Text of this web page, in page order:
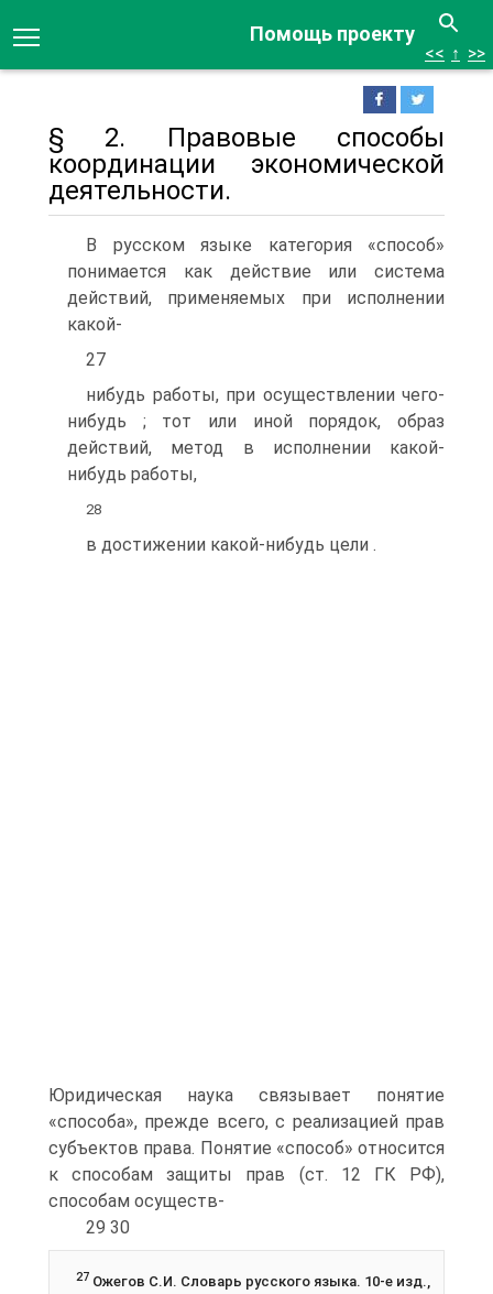
Помощь проекту
<< ↑ >>
§ 2. Правовые способы
координации экономической
деятельности.
В русском языке категория «способ»
понимается как дей­ствие или система
действий, применяемых при исполнении
какой-
27
нибудь работы, при осуществлении чего-
нибудь ; тот или иной порядок, образ
действий, метод в исполнении какой-
нибудь работы,
28
в достижении какой-нибудь цели .
Юридическая наука связывает понятие
«способа», прежде всего, с реализацией прав
субъектов права. Понятие «спо­соб» относится
к способам защиты прав (ст. 12 ГК РФ),
способам осуществ-
29 30
27 Ожегов С.И. Словарь русского языка. 10-е изд.,